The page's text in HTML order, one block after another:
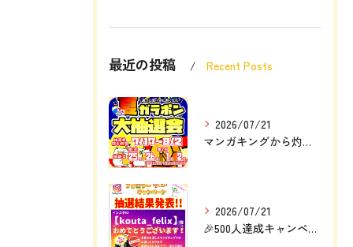
最近の投稿 Recent Posts
2026/07/21
マンガキングから灼熱の定例大イベント❗❗🎉
2026/07/21
🎉500人達成キャンペーン結果発表🎉